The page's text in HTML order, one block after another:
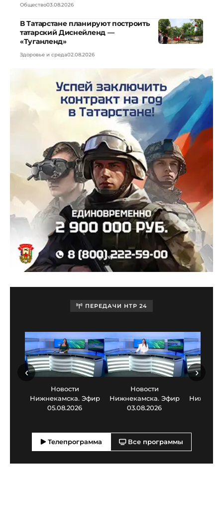
Общество03.08.2026
В Татарстане планируют построить
татарский Диснейленд —
«Туганленд»
Здоровье и среда02.08.2026
ПЕРЕДАЧИ НТР 24
Новости
Нижнекамска. Эфир
05.08.2026
Новости
Нижнекамска. Эфир
03.08.2026
‹ ›
Телепрограмма Все программы